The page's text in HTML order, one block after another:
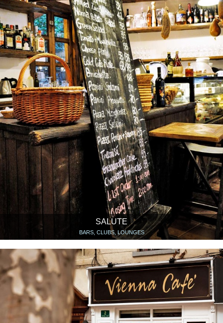
SALUTE
BARS, CLUBS, LOUNGES